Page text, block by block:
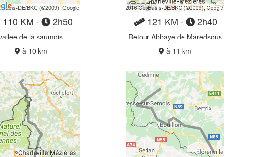
à 10 km
à 11 km
90 KM - 2h30
Sedan Falaen
89 KM - 1h50
ptite balade en famille